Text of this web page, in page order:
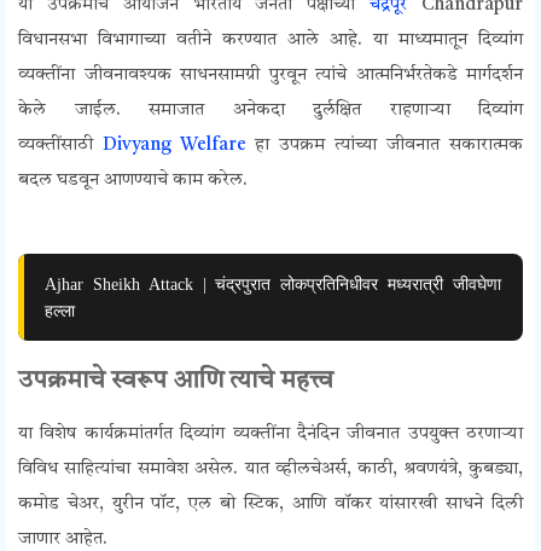
या उपक्रमाचे आयोजन भारतीय जनता पक्षाच्याचंद्रपूर Chandrapur
विधानसभा विभागाच्या वतीने करण्यात आले आहे. या माध्यमातून दिव्यांग
व्यक्तींना जीवनावश्यक साधनसामग्री पुरवून त्यांचे आत्मनिर्भरतेकडे मार्गदर्शन
केले जाईल. समाजात अनेकदा दुर्लक्षित राहणाऱ्या दिव्यांग
व्यक्तींसाठी Divyang Welfare हा उपक्रम त्यांच्या जीवनात सकारात्मक
बदल घडवून आणण्याचे काम करेल.
Ajhar Sheikh Attack | चंद्रपुरात लोकप्रतिनिधीवर मध्यरात्री जीवघेणा
हल्ला
उपक्रमाचे स्वरूप आणि त्याचे महत्त्व
या विशेष कार्यक्रमांतर्गत दिव्यांग व्यक्तींना दैनंदिन जीवनात उपयुक्त ठरणाऱ्या
विविध साहित्यांचा समावेश असेल. यात व्हीलचेअर्स, काठी, श्रवणयंत्रे, कुबड्या,
कमोड चेअर, युरीन पॉट, एल बो स्टिक, आणि वॉकर यांसारखी साधने दिली
जाणार आहेत.